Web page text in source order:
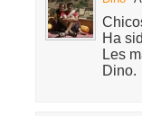
Ha
Les
Dino.